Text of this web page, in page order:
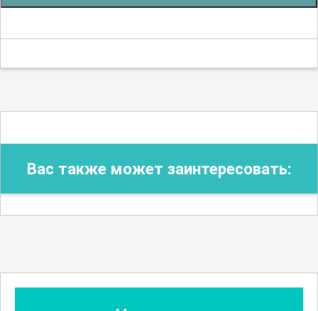
Вас также может заинтересовать: